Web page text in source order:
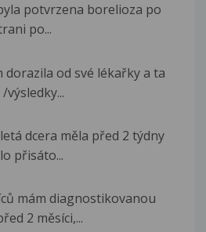
potvrzena borelioza po
po...
dorazila od své lékařky a ta
dcera měla před 2 týdny
přisáto...
mám diagnostikovanou
2 měsíci,...